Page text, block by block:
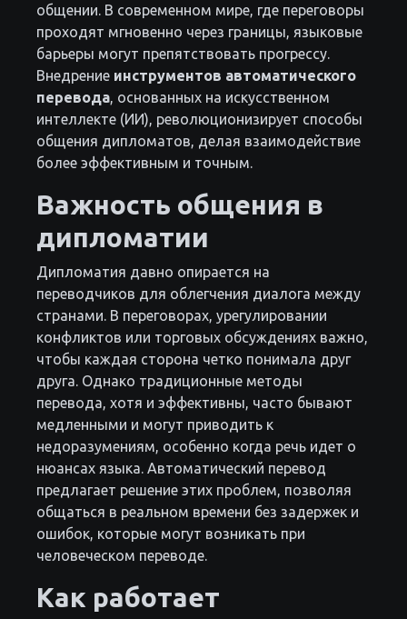
общении. В современном мире, где переговоры
проходят мгновенно через границы, языковые
барьеры могут препятствовать прогрессу.
Внедрение инструментов автоматического
перевода , основанных на искусственном
интеллекте (ИИ), революционизирует способы
общения дипломатов, делая взаимодействие
более эффективным и точным.
Важность общения в
дипломатии
Дипломатия давно опирается на
переводчиков для облегчения диалога между
странами. В переговорах, урегулировании
конфликтов или торговых обсуждениях важно,
чтобы каждая сторона четко понимала друг
друга. Однако традиционные методы
перевода, хотя и эффективны, часто бывают
медленными и могут приводить к
недоразумениям, особенно когда речь идет о
нюансах языка. Автоматический перевод
предлагает решение этих проблем, позволяя
общаться в реальном времени без задержек и
ошибок, которые могут возникать при
человеческом переводе.
Как работает